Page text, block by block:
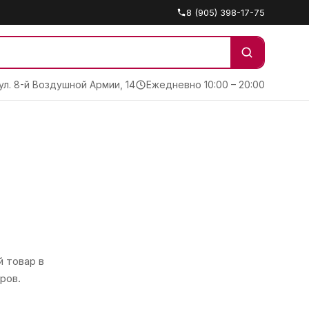
8 (905) 398-17-75
8-й Воздушной Армии, 14 Ежедневно 10:00 – 20:00
товар в